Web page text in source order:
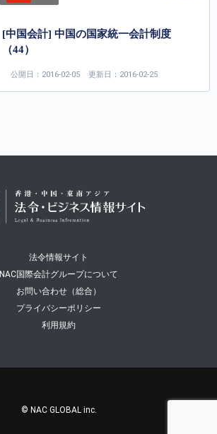
[中国会計] 中国の国家統一会計制度
（44）
公開日：2016-02-05 更新日：2016-02-25
法令情報サイト
NAC国際会計グループについて
お問い合わせ（総合）
プライバシーポリシー
利用規約
© NAC GLOBAL inc.